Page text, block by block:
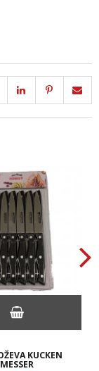
KUCKEN
MESSER